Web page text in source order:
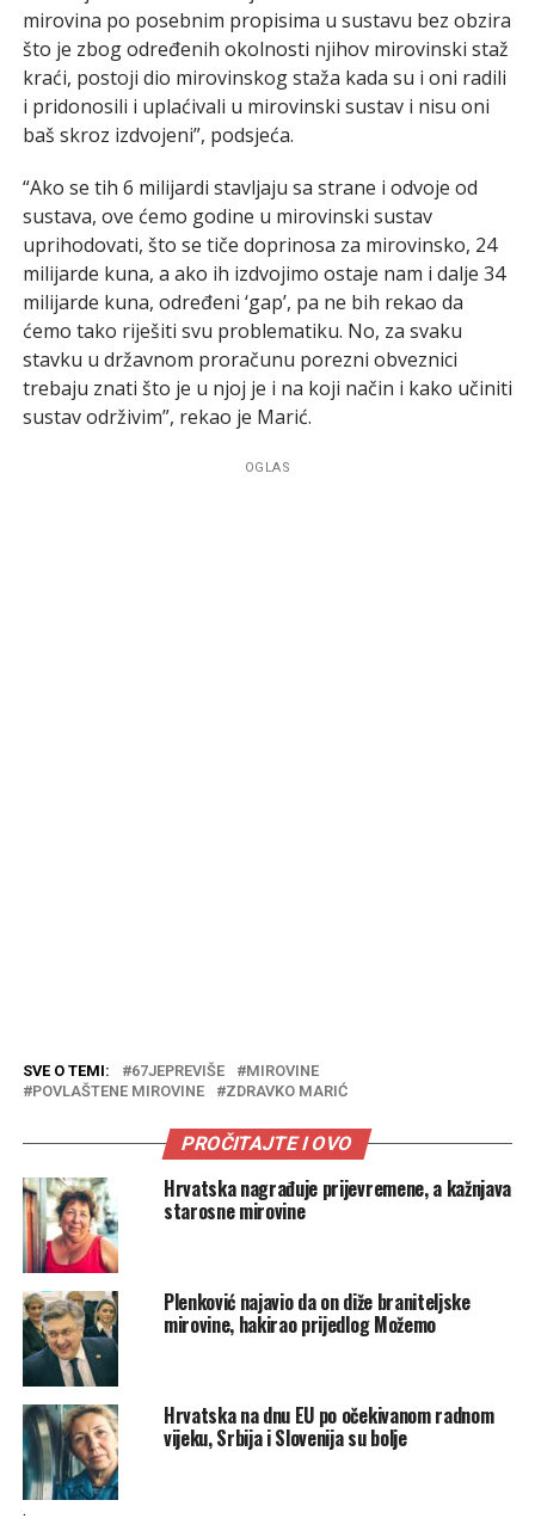
mirovina po posebnim propisima u sustavu bez obzira
što je zbog određenih okolnosti njihov mirovinski staž
kraći, postoji dio mirovinskog staža kada su i oni radili
i pridonosili i uplaćivali u mirovinski sustav i nisu oni
baš skroz izdvojeni”, podsjeća.
“Ako se tih 6 milijardi stavljaju sa strane i odvoje od
sustava, ove ćemo godine u mirovinski sustav
uprihodovati, što se tiče doprinosa za mirovinsko, 24
milijarde kuna, a ako ih izdvojimo ostaje nam i dalje 34
milijarde kuna, određeni ‘gap’, pa ne bih rekao da
ćemo tako riješiti svu problematiku. No, za svaku
stavku u državnom proračunu porezni obveznici
trebaju znati što je u njoj je i na koji način i kako učiniti
sustav održivim”, rekao je Marić.
OGLAS
SVE O TEMI: 67JEPREVIŠE
MIROVINE
POVLAŠTENE MIROVINE
ZDRAVKO MARIĆ
PROČITAJTE I OVO
Hrvatska nagrađuje prijevremene, a kažnjava
starosne mirovine
Plenković najavio da on diže braniteljske
mirovine, hakirao prijedlog Možemo
Hrvatska na dnu EU po očekivanom radnom
vijeku, Srbija i Slovenija su bolje
.